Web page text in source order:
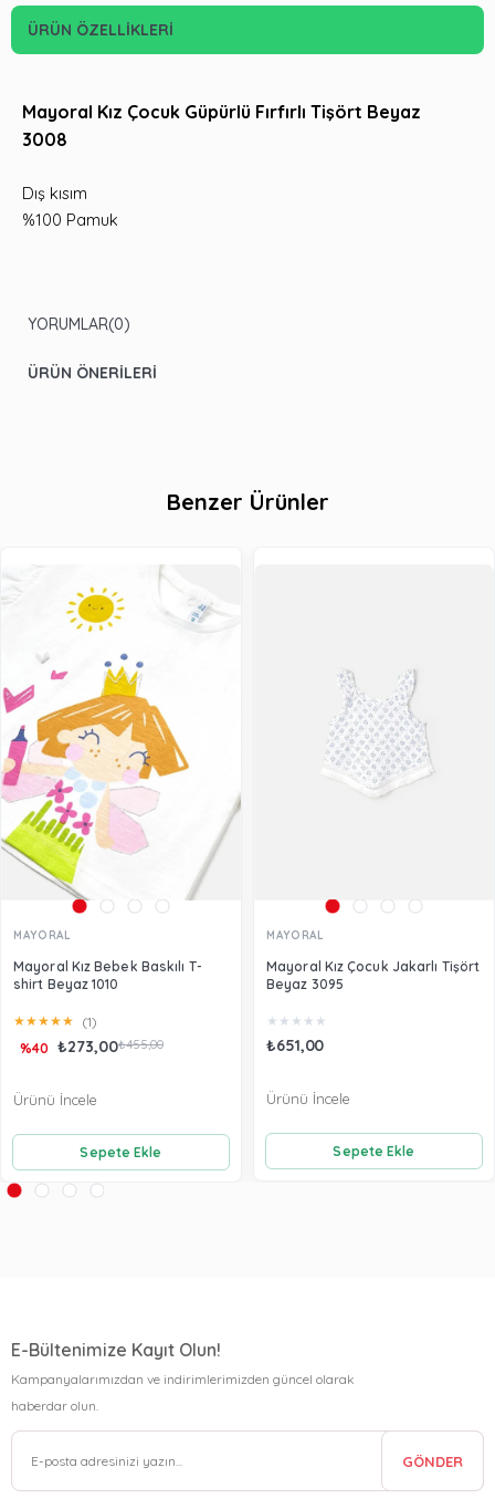
ÜRÜN ÖZELLIKLERI
Mayoral Kız Çocuk Güpürlü Fırfırlı Tişört Beyaz
3008
Dış kısım
%100 Pamuk
YORUMLAR(0)
ÜRÜN ÖNERILERI
Benzer Ürünler
MAYORAL
Mayoral Kız Bebek Baskılı T-
shirt Beyaz 1010
★★★★★ (1)
₺273,00₺455,00
%40
Sepete Ekle
Ürünü İncele
MAYORAL
Mayoral Kız Çocuk Jakarlı Tişört
Beyaz 3095
★ ★ ★ ★ ★
₺651,00
Sepete Ekle
Ürünü İncele
E-Bültenimize Kayıt Olun!
Kampanyalarımızdan ve indirimlerimizden güncel olarak
haberdar olun.
GÖNDER